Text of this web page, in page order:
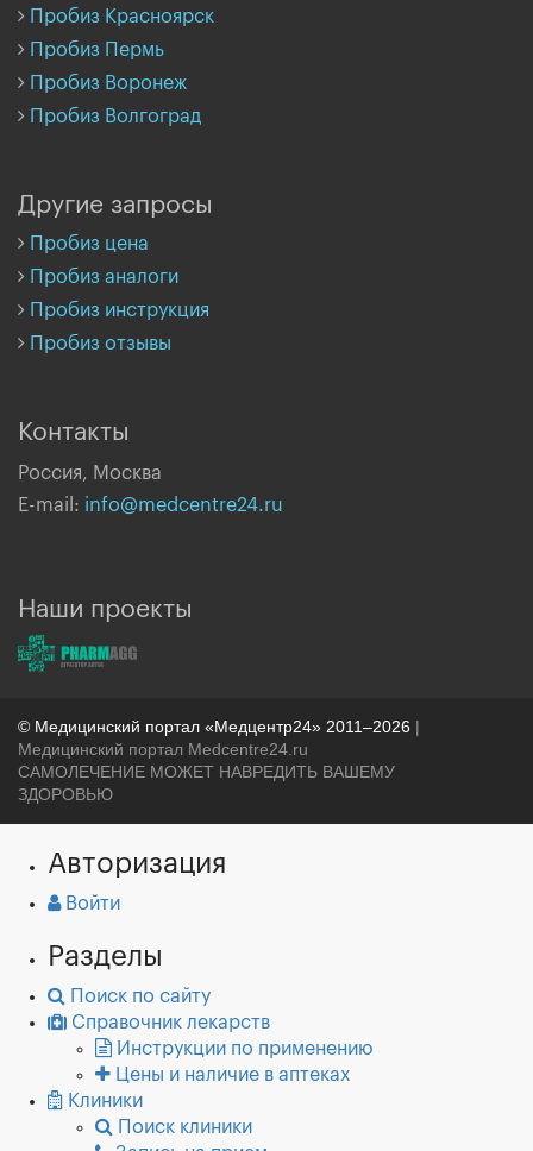
Пробиз Красноярск
Пробиз Пермь
Пробиз Воронеж
Пробиз Волгоград
Другие запросы
Пробиз цена
Пробиз аналоги
Пробиз инструкция
Пробиз отзывы
Контакты
Россия, Москва
E-mail: info@medcentre24.ru
Наши проекты
© Медицинский портал «Медцентр24» 2011–2026 |
Медицинский портал Medcentre24.ru
САМОЛЕЧЕНИЕ МОЖЕТ НАВРЕДИТЬ ВАШЕМУ
ЗДОРОВЬЮ
Авторизация
Войти
Разделы
Поиск по сайту
Справочник лекарств
Инструкции по применению
Цены и наличие в аптеках
Клиники
Поиск клиники